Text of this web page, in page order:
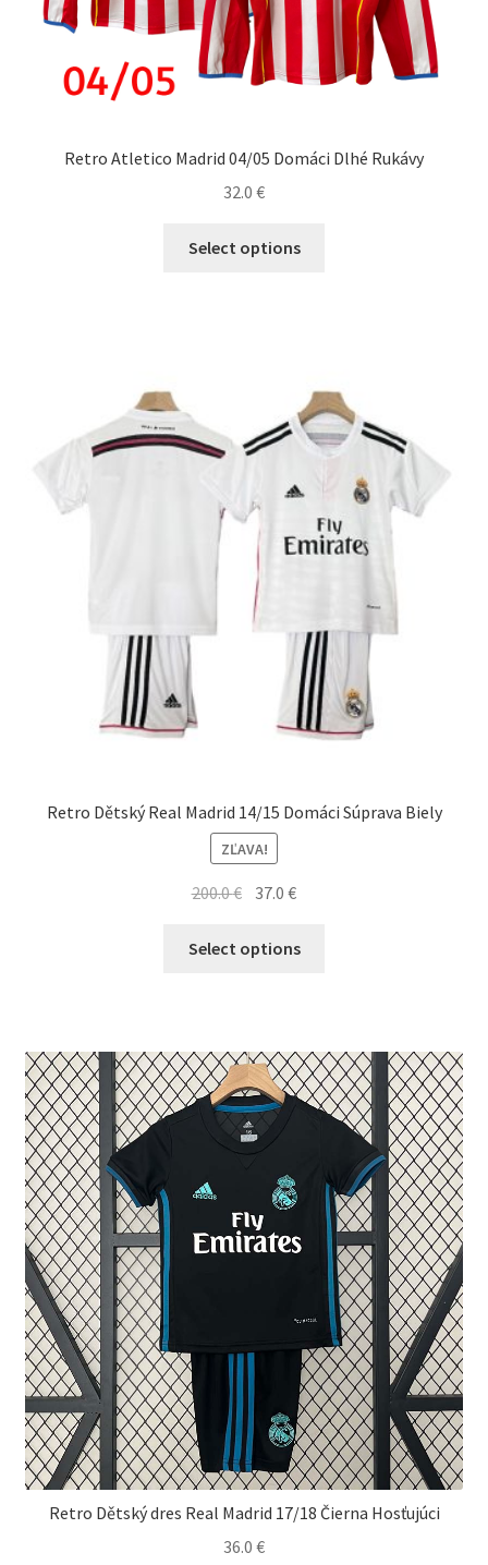
Retro Atletico Madrid 04/05 Domáci Dlhé Rukávy
32.0 €
Select options
si
môžete
vybrať
stránke
produktu.
Retro Dětský Real Madrid 14/15 Domáci Súprava Biely
ZĽAVA!
200.0€ Pôvodná
bola:
37.0€Aktuálna
je:
Select options
Možnosti
si
môžete
vybrať
na
stránke
produktu.
Retro Dětský dres Real Madrid 17/18 Čierna Hosťujúci
36.0 €